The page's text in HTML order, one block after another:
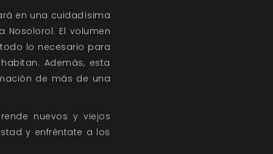
en una cuidadísima
El volumen
lo necesario para
Además, esta
de más de una
nuevos y viejos
y enfréntate a los